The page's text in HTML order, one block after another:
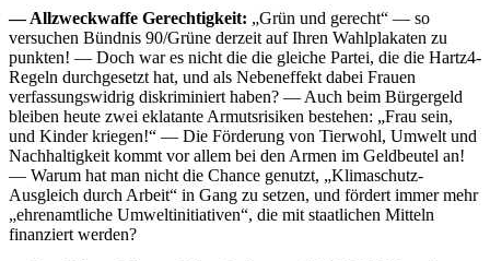
— Allzweckwaffe Gerechtigkeit: „Grün und gerecht“ — so
versuchen Bündnis 90/Grüne derzeit auf Ihren Wahlplakaten zu
punkten! — Doch war es nicht die die gleiche Partei, die die Hartz4-
Regeln durchgesetzt hat, und als Nebeneffekt dabei Frauen
verfassungswidrig diskriminiert haben? — Auch beim Bürgergeld
bleiben heute zwei eklatante Armutsrisiken bestehen: „Frau sein,
und Kinder kriegen!“ — Die Förderung von Tierwohl, Umwelt und
Nachhaltigkeit kommt vor allem bei den Armen im Geldbeutel an!
— Warum hat man nicht die Chance genutzt, „Klimaschutz-
Ausgleich durch Arbeit“ in Gang zu setzen, und fördert immer mehr
„ehrenamtliche Umweltinitiativen“, die mit staatlichen Mitteln
finanziert werden?